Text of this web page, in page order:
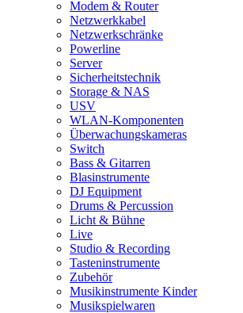
Modem & Router
Netzwerkkabel
Netzwerkschränke
Powerline
Server
Sicherheitstechnik
Storage & NAS
USV
WLAN-Komponenten
Überwachungskameras
Switch
Bass & Gitarren
Blasinstrumente
DJ Equipment
Drums & Percussion
Licht & Bühne
Live
Studio & Recording
Tasteninstrumente
Zubehör
Musikinstrumente Kinder
Musikspielwaren